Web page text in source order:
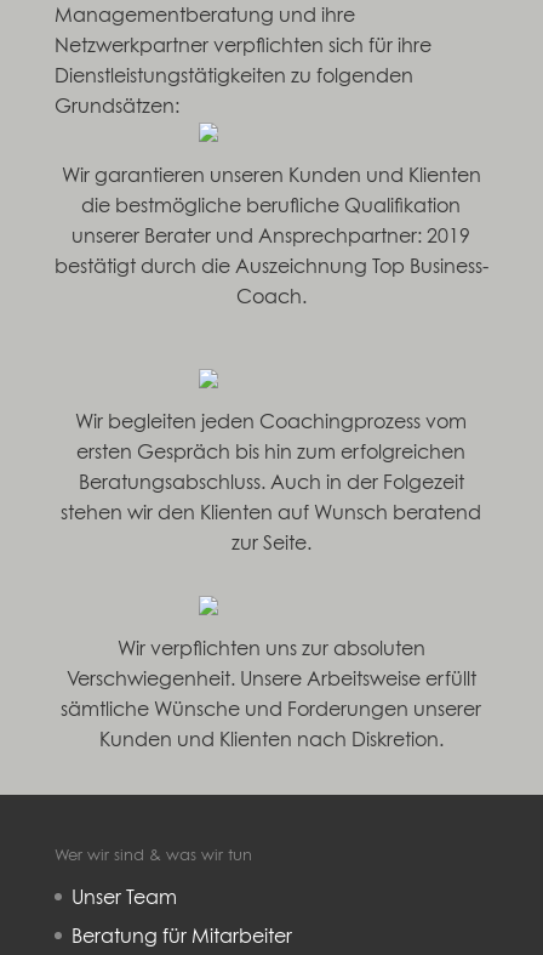
Managementberatung und ihre
Netzwerkpartner verpflichten sich für ihre
Dienstleistungstätigkeiten zu folgenden
Grundsätzen:
Wir garantieren unseren Kunden und Klienten
die bestmögliche berufliche Qualifikation
unserer Berater und Ansprechpartner: 2019
bestätigt durch die Auszeichnung Top Business-
Coach.
Wir begleiten jeden Coachingprozess vom
ersten Gespräch bis hin zum erfolgreichen
Beratungsabschluss. Auch in der Folgezeit
stehen wir den Klienten auf Wunsch beratend
zur Seite.
Wir verpflichten uns zur absoluten
Verschwiegenheit. Unsere Arbeitsweise erfüllt
sämtliche Wünsche und Forderungen unserer
Kunden und Klienten nach Diskretion.
Wer wir sind & was wir tun
Unser Team
Beratung für Mitarbeiter